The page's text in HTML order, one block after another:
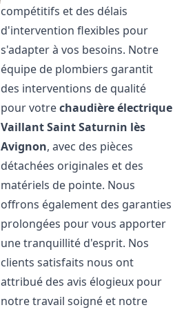
compétitifs et des délais
d'intervention flexibles pour
s'adapter à vos besoins. Notre
équipe de plombiers garantit
des interventions de qualité
pour votrechaudière électrique
VaillantSaint Saturnin lès
Avignon, avec des pièces
détachées originales et des
matériels de pointe. Nous
offrons également des garanties
prolongées pour vous apporter
une tranquillité d'esprit. Nos
clients satisfaits nous ont
attribué des avis élogieux pour
notre travail soigné et notre